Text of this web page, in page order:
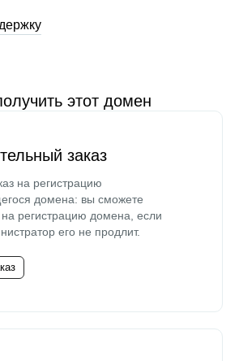
этот домен
заказ
на регистрацию
домена: вы сможете
на регистрацию домена, если
его не продлит.